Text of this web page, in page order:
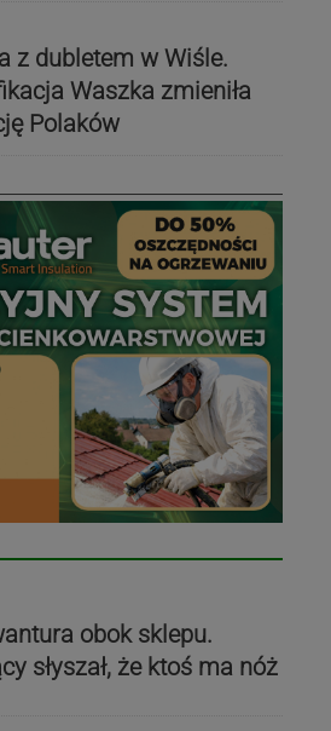
z dubletem w Wiśle.
Waszka zmieniła
Polaków
obok sklepu.
słyszał, że ktoś ma nóż